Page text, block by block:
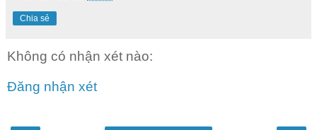
Chia sẻ
Không có nhận xét nào:
Đăng nhận xét